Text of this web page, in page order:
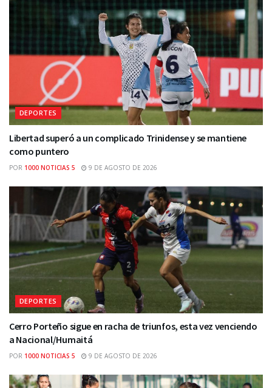
DEPORTES
Libertad superó a un complicado Trinidense y se mantiene
como puntero
POR 1000 NOTICIAS 5 9 DE AGOSTO DE 2026
DEPORTES
Cerro Porteño sigue en racha de triunfos, esta vez venciendo
a Nacional/Humaitá
POR 1000 NOTICIAS 5 9 DE AGOSTO DE 2026